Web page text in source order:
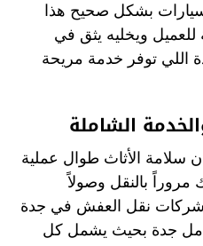
بشكل صحيح هذا
للعميل ويخليه يثق في
توفر خدمة مريحة
الشاملة
سلامة الأثاث طوال عملية
مروراً بالنقل وصولاً
شركات نقل العفش في جدة
جدة بحيث يشمل كل